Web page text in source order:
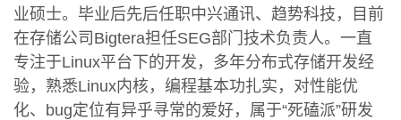
业硕士。毕业后先后任职中兴通讯、趋势科技，目前
在存储公司Bigtera担任SEG部门技术负责人。一直
专注于Linux平台下的开发，多年分布式存储开发经
验，熟悉Linux内核，编程基本功扎实，对性能优
化、bug定位有异乎寻常的爱好，属于“死磕派”研发